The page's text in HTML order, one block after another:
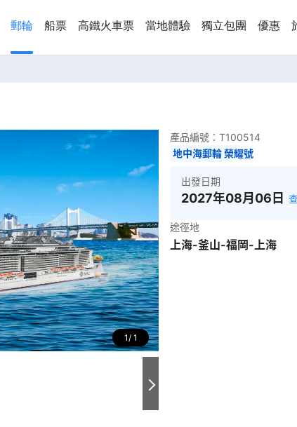
郵輪 船票 高鐵火車票 當地體驗 獨立包團 優惠
1 1
產品編號： T100514
地中海郵輪 榮耀號
出發日期
2027年08月06日
途徑地
上海-釜山-福岡-上海